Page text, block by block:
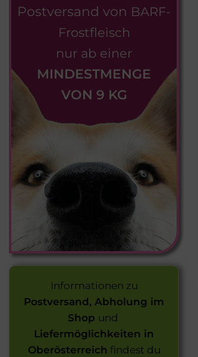
Postversand von BARF-
Frostfleisch
nur ab einer
MINDESTMENGE
VON 9 KG
Informationen zu
Postversand, Abholung im
Shop und
Liefermöglichkeiten in
Oberösterreich findest du